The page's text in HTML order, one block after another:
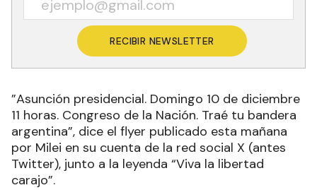
RECIBIR NEWSLETTER
”Asunción presidencial. Domingo 10 de diciembre
11 horas. Congreso de la Nación. Traé tu bandera
argentina”, dice el flyer publicado esta mañana
por Milei en su cuenta de la red social X (antes
Twitter), junto a la leyenda “Viva la libertad
carajo”.